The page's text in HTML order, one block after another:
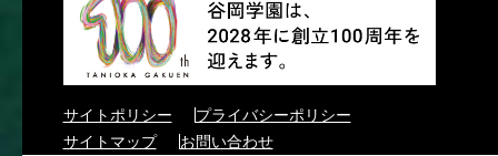
サイトポリシー
プライバシーポリシー
サイトマップ
お問い合わせ